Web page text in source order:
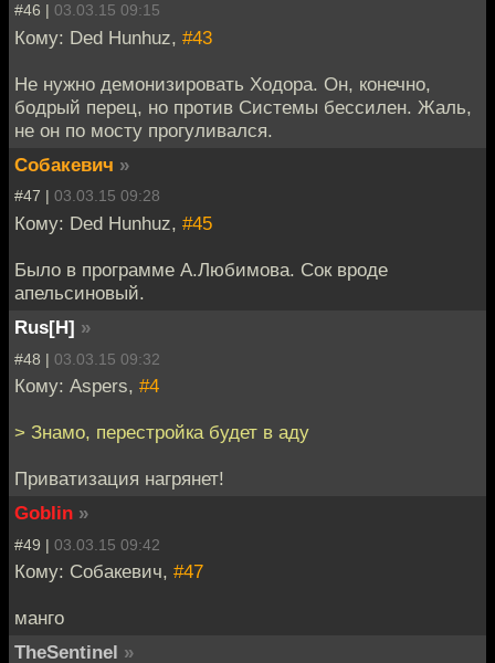
#46 | 03.03.15 09:15
Кому: Ded Hunhuz, #43
Не нужно демонизировать Ходора. Он, конечно,
бодрый перец, но против Системы бессилен. Жаль,
не он по мосту прогуливался.
Собакевич »
#47 | 03.03.15 09:28
Кому: Ded Hunhuz, #45
Было в программе А.Любимова. Сок вроде
апельсиновый.
Rus[H] »
#48 | 03.03.15 09:32
Кому: Aspers, #4
> Знамо, перестройка будет в аду
Приватизация нагрянет!
Goblin »
#49 | 03.03.15 09:42
Кому: Собакевич, #47
манго
TheSentinel »